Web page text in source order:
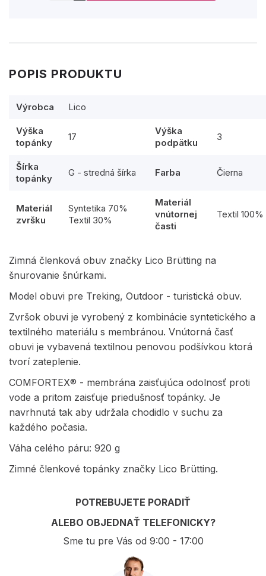
POPIS PRODUKTU
Výrobca Lico
Výška
topánky
17
Výška
podpätku
3
Šírka
topánky
G - stredná šírka Farba Čierna
Materiál
zvršku
Syntetika 70%
Textil 30%
Materiál
vnútornej
časti
Textil 100%
Zimná členková obuv značky Lico Brütting na
šnurovanie šnúrkami.
Model obuvi pre Treking, Outdoor - turistická obuv.
Zvršok obuvi je vyrobený z kombinácie syntetického a
textilného materiálu s membránou. Vnútorná časť
obuvi je vybavená textilnou penovou podšívkou ktorá
tvorí zateplenie.
COMFORTEX® - membrána zaisťujúca odolnosť proti
vode a pritom zaisťuje priedušnosť topánky. Je
navrhnutá tak aby udržala chodidlo v suchu za
každého počasia.
Váha celého páru: 920 g
Zimné členkové topánky značky Lico Brütting.
POTREBUJETE PORADIŤ
ALEBO OBJEDNAŤ TELEFONICKY?
Sme tu pre Vás od 9:00 - 17:00